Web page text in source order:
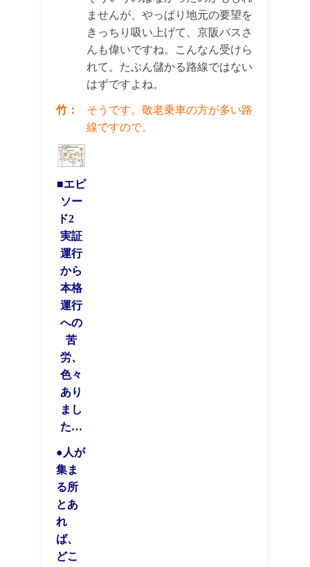
ませんが、やっぱり地元の要望を
きっちり吸い上げて、京阪バスさ
んも偉いですね。こんなん受けら
れて。たぶん儲かる路線ではない
はずですよね。
竹：
そうです。敬老乗車の方が多い路
線ですので。
■エピ
ソー
ド2
実証
運行
から
本格
運行
への
苦
労、
色々
あり
まし
た…
●人が
集ま
る所
とあ
れ
ば、
どこ